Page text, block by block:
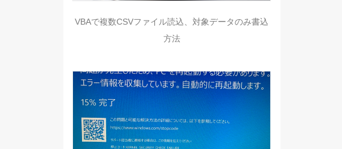
VBAで複数CSVファイル読込、対象データのみ書込
方法